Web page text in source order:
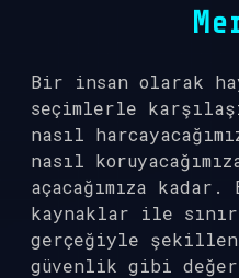
Bir insan olarak
seçimlerle
nasıl
nasıl
açacağımıza
kaynaklar ile
gerçeğiyle
güvenlik gibi